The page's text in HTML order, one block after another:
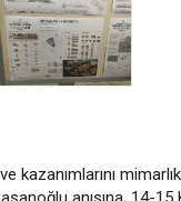
kazanımlarını